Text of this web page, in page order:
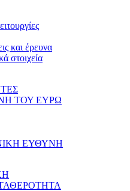
και έρευνα
στοιχεία
ΤΟΥ ΕΥΡΩ
ΕΥΘΥΝΗ